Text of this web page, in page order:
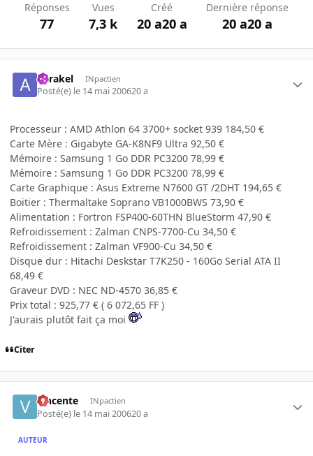
Réponses
77
Vues
7,3 k
Créé
20 a20 a
Dernière réponse
20 a20 a
Azrakel INpactien
Posté(e) le 14 mai 200620 a
Processeur : AMD Athlon 64 3700+ socket 939 184,50 €
Carte Mère : Gigabyte GA-K8NF9 Ultra 92,50 €
Mémoire : Samsung 1 Go DDR PC3200 78,99 €
Mémoire : Samsung 1 Go DDR PC3200 78,99 €
Carte Graphique : Asus Extreme N7600 GT /2DHT 194,65 €
Boitier : Thermaltake Soprano VB1000BWS 73,90 €
Alimentation : Fortron FSP400-60THN BlueStorm 47,90 €
Refroidissement : Zalman CNPS-7700-Cu 34,50 €
Refroidissement : Zalman VF900-Cu 34,50 €
Disque dur : Hitachi Deskstar T7K250 - 160Go Serial ATA II
68,49 €
Graveur DVD : NEC ND-4570 36,85 €
Prix total : 925,77 € ( 6 072,65 FF )
J'aurais plutôt fait ça moi
Citer
vincente INpactien
Posté(e) le 14 mai 200620 a
AUTEUR